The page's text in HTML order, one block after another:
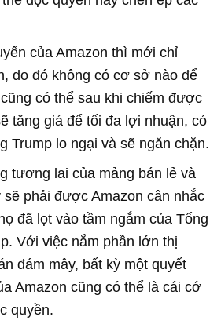
của Amazon thì mới chỉ
do đó không có cơ sở nào để
có thể sau khi chiếm được
tăng giá để tối đa lợi nhuận, có
Trump lo ngại và sẽ ngăn chặn.
tương lai của mảng bán lẻ và
sẽ phải được Amazon cân nhắc
đã lọt vào tầm ngắm của Tổng
Với việc nắm phần lớn thị
đám mây, bất kỳ một quyết
Amazon cũng có thể là cái cớ
quyền.